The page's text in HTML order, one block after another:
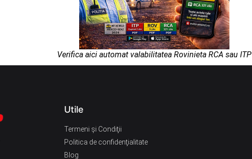
Verifica aici automat valabilitatea Rovinieta RCA sau ITP
Utile
Termeni şi Condiţii
Politica de confidenţialitate
Blog